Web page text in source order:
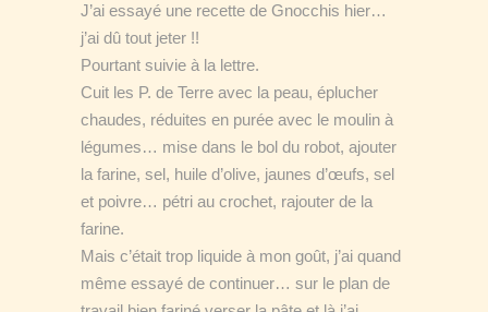
J’ai essayé une recette de Gnocchis hier…
j’ai dû tout jeter !!
Pourtant suivie à la lettre.
Cuit les P. de Terre avec la peau, éplucher
chaudes, réduites en purée avec le moulin à
légumes… mise dans le bol du robot, ajouter
la farine, sel, huile d’olive, jaunes d’œufs, sel
et poivre… pétri au crochet, rajouter de la
farine.
Mais c’était trop liquide à mon goût, j’ai quand
même essayé de continuer… sur le plan de